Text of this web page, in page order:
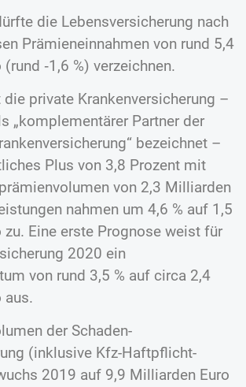
die Lebensversicherung nach
Prämieneinnahmen von rund 5,4
‑1,6 %) verzeichnen.
private Krankenversicherung –
„komplementärer Partner der
bezeichnet –
Plus von 3,8 Prozent mit
von 2,3 Milliarden
nahmen um 4,6 % auf 1,5
Eine erste Prognose weist für
2020 ein
von rund 3,5 % auf circa 2,4
aus.
der Schaden-
(inklusive Kfz-Haftpflicht-
2019 auf 9,9 Milliarden Euro